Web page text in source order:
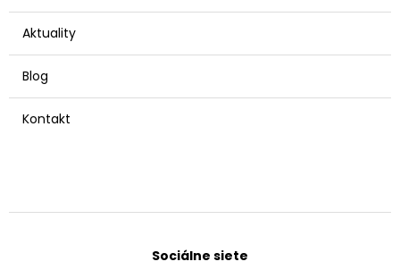
Aktuality
Blog
Kontakt
Sociálne siete